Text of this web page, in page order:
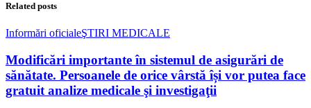
Related posts
Informări oficialeŞTIRI MEDICALE
Modificări importante în sistemul de asigurări de
sănătate. Persoanele de orice vârstă își vor putea face
gratuit analize medicale şi investigaţii